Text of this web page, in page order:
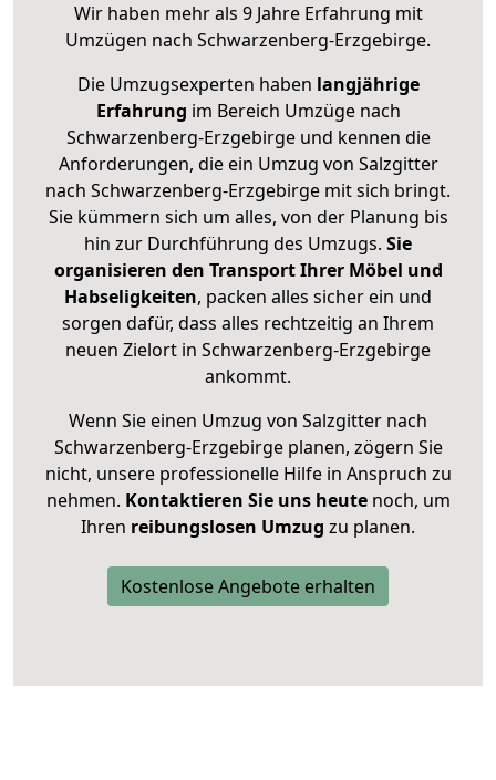
Wir haben mehr als 9 Jahre Erfahrung mit
Umzügen nach Schwarzenberg-Erzgebirge.
Die Umzugsexperten haben langjährige
Erfahrung im Bereich Umzüge nach
Schwarzenberg-Erzgebirge und kennen die
Anforderungen, die ein Umzug von Salzgitter
nach Schwarzenberg-Erzgebirge mit sich bringt.
Sie kümmern sich um alles, von der Planung bis
hin zur Durchführung des Umzugs. Sie
organisieren den Transport Ihrer Möbel und
Habseligkeiten, packen alles sicher ein und
sorgen dafür, dass alles rechtzeitig an Ihrem
neuen Zielort in Schwarzenberg-Erzgebirge
ankommt.
Wenn Sie einen Umzug von Salzgitter nach
Schwarzenberg-Erzgebirge planen, zögern Sie
nicht, unsere professionelle Hilfe in Anspruch zu
nehmen. Kontaktieren Sie uns heutenoch, um
Ihren reibungslosen Umzug zu planen.
Kostenlose Angebote erhalten